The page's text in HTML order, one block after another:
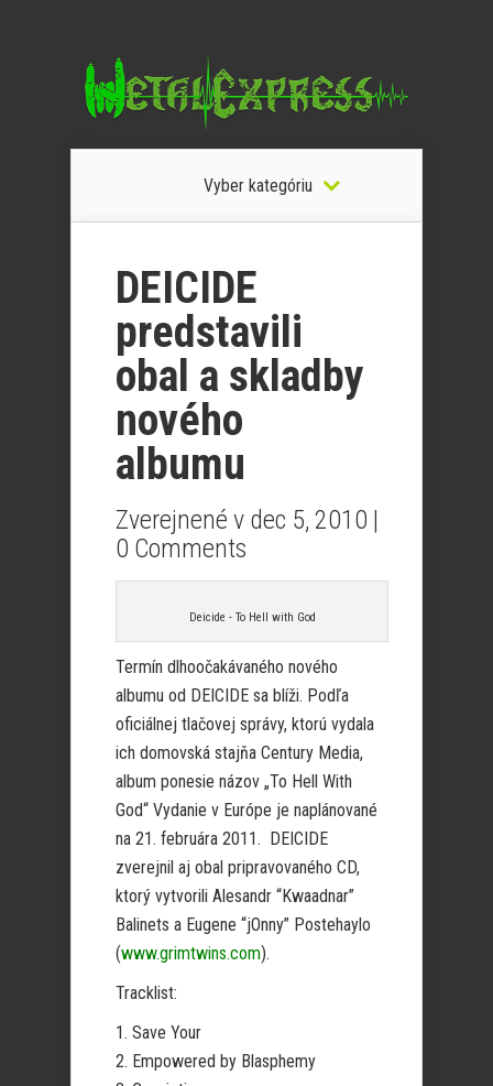
Vyber kategóriu
DEICIDE
predstavili
obal a skladby
nového
albumu
Zverejnené v dec 5, 2010 |
0 Comments
Deicide - To Hell with God
Termín dlhoočakávaného nového
albumu od DEICIDE sa blíži. Podľa
oficiálnej tlačovej správy, ktorú vydala
ich domovská stajňa Century Media,
album ponesie názov „To Hell With
God“ Vydanie v Európe je naplánované
na 21. februára 2011. DEICIDE
zverejnil aj obal pripravovaného CD,
ktorý vytvorili Alesandr “Kwaadnar”
Balinets a Eugene “jOnny” Postehaylo
(www.grimtwins.com).
Tracklist:
1. Save Your
2. Empowered by Blasphemy